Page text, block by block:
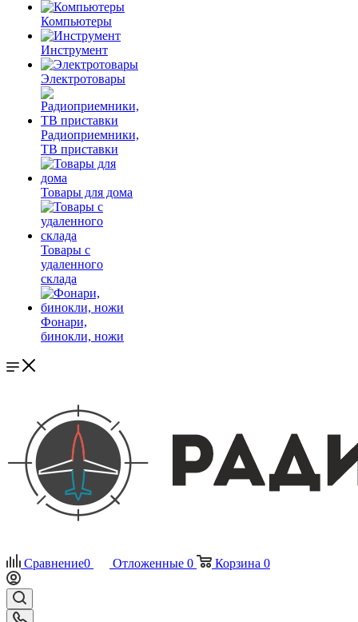
Компьютеры
Инструмент
Электротовары
Радиоприемники,
ТВ приставки
Товары для дома
Товары с
удаленного
склада
Фонари,
бинокли, ножи
Сравнение0 Отложенные 0 Корзина 0